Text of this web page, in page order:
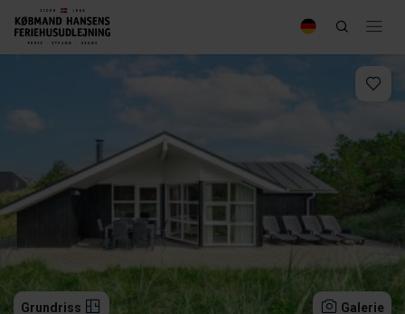
Grundriss Galerie